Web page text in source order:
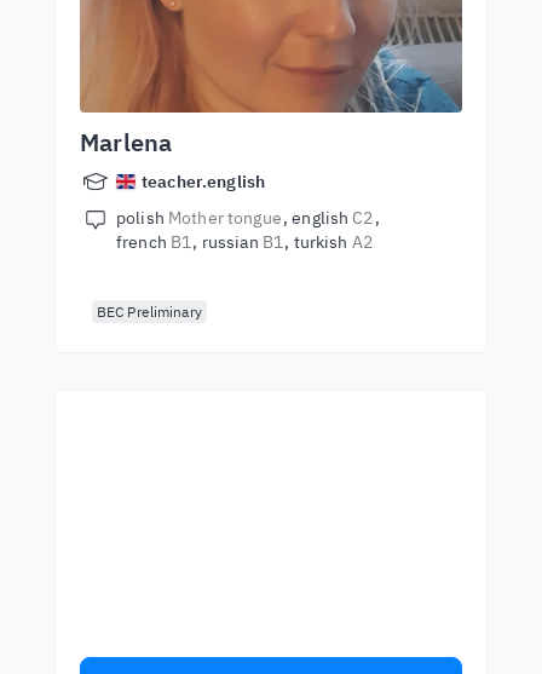
Marlena
teacher.english
polish Mother tongue english C2
french B1 russian B1 turkish A2
BEC Preliminary